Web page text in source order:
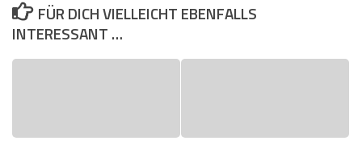
FÜR DICH VIELLEICHT EBENFALLS
INTERESSANT …